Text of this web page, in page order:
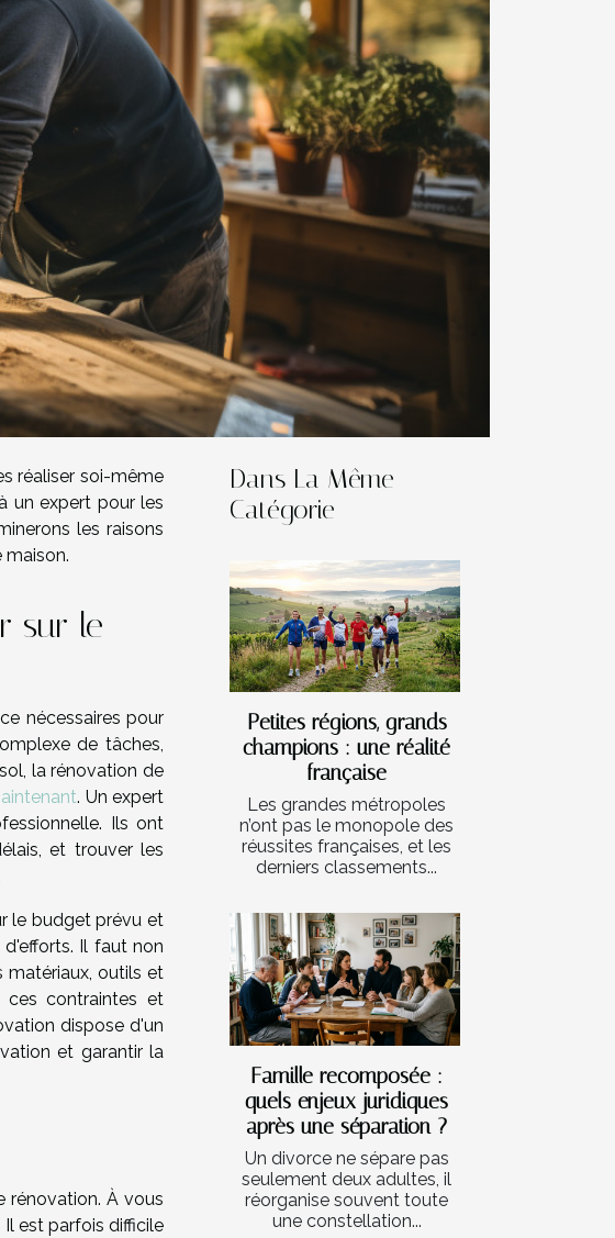
réaliser soi-même
un expert pour les
les raisons
sur le
nécessaires pour
de tâches,
la rénovation de
. Un expert
Ils ont
et trouver les
le budget prévu et
Il faut non
matériaux, outils et
ces contraintes et
dispose d'un
et garantir la
rénovation. À vous
est parfois difficile
Dans La Même
Catégorie
Petites régions, grands
champions : une réalité
française
Les grandes métropoles
n’ont pas le monopole des
réussites françaises, et les
derniers classements...
Famille recomposée :
quels enjeux juridiques
après une séparation ?
Un divorce ne sépare pas
seulement deux adultes, il
réorganise souvent toute
une constellation...